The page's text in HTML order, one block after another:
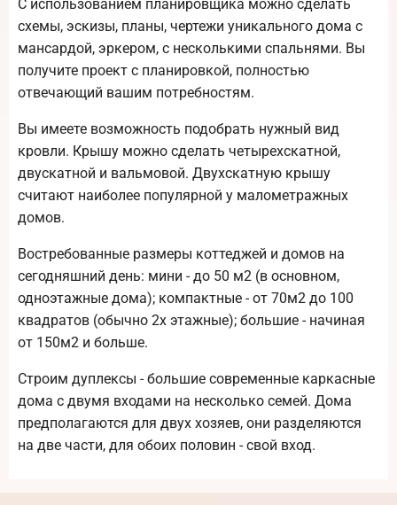
С использованием планировщика можно сделать
схемы, эскизы, планы, чертежи уникального дома с
мансардой, эркером, с несколькими спальнями. Вы
получите проект с планировкой, полностью
отвечающий вашим потребностям.
Вы имеете возможность подобрать нужный вид
кровли. Крышу можно сделать четырехскатной,
двускатной и вальмовой. Двухскатную крышу
считают наиболее популярной у малометражных
домов.
Востребованные размеры коттеджей и домов на
сегодняшний день: мини - до 50 м2 (в основном,
одноэтажные дома); компактные - от 70м2 до 100
квадратов (обычно 2х этажные); большие - начиная
от 150м2 и больше.
Строим дуплексы - большие современные каркасные
дома с двумя входами на несколько семей. Дома
предполагаются для двух хозяев, они разделяются
на две части, для обоих половин - свой вход.